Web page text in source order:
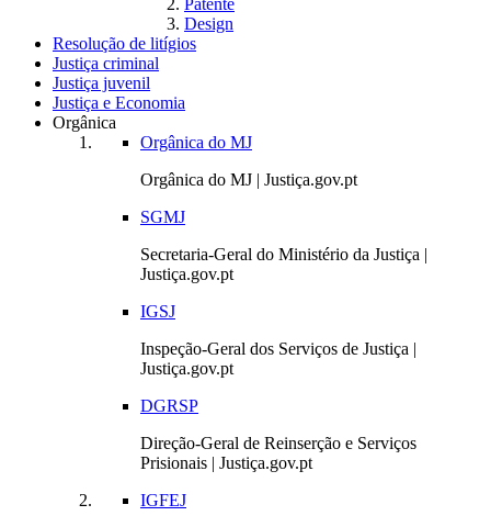
Patente
Design
Resolução de litígios
Justiça criminal
Justiça juvenil
Justiça e Economia
Orgânica
Orgânica do MJ
Orgânica do MJ | Justiça.gov.pt
SGMJ
Secretaria-Geral do Ministério da Justiça |
Justiça.gov.pt
IGSJ
Inspeção-Geral dos Serviços de Justiça |
Justiça.gov.pt
DGRSP
Direção-Geral de Reinserção e Serviços
Prisionais | Justiça.gov.pt
IGFEJ